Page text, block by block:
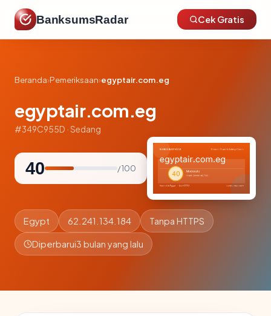
BanksumsRadar Cek Gratis
Beranda›Pemeriksaan›egyptair.com.eg
egyptair.com.eg
#349C955D · Sedang
40 / 100
Egypt 62.241.134.184 Tanpa HTTPS
Diperbarui3 bulan yang lalu